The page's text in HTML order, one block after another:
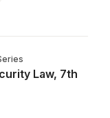
Law, 7th